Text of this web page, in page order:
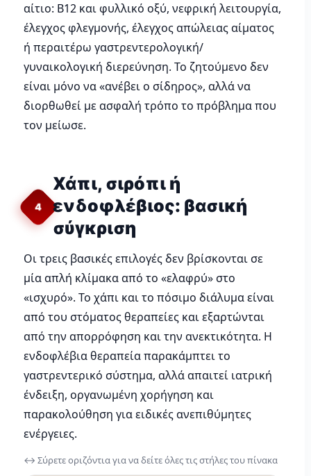
αίτιο: Β12 και φυλλικό οξύ, νεφρική λειτουργία,
έλεγχος φλεγμονής, έλεγχος απώλειας αίματος
ή περαιτέρω γαστρεντερολογική/
γυναικολογική διερεύνηση. Το ζητούμενο δεν
είναι μόνο να «ανέβει ο σίδηρος», αλλά να
διορθωθεί με ασφαλή τρόπο το πρόβλημα που
τον μείωσε.
4
Χάπι, σιρόπι ή
ενδοφλέβιος: βασική
σύγκριση
Οι τρεις βασικές επιλογές δεν βρίσκονται σε
μία απλή κλίμακα από το «ελαφρύ» στο
«ισχυρό». Το χάπι και το πόσιμο διάλυμα είναι
από του στόματος θεραπείες και εξαρτώνται
από την απορρόφηση και την ανεκτικότητα. Η
ενδοφλέβια θεραπεία παρακάμπτει το
γαστρεντερικό σύστημα, αλλά απαιτεί ιατρική
ένδειξη, οργανωμένη χορήγηση και
παρακολούθηση για ειδικές ανεπιθύμητες
ενέργειες.
↔️ Σύρετε οριζόντια για να δείτε όλες τις στήλες του πίνακα